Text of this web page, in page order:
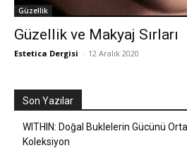
Güzellik
Güzellik ve Makyaj Sırları
Estetica Dergisi - 12 Aralık 2020
Son Yazılar
WITHIN: Doğal Buklelerin Gücünü
Koleksiyon